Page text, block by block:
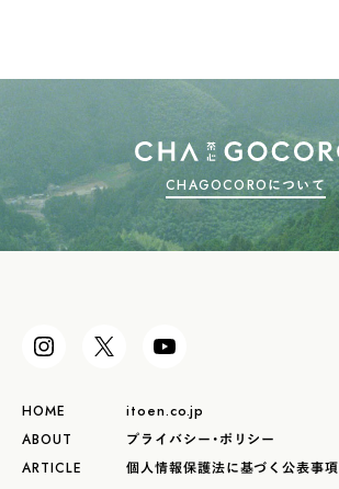
CHAGOCOROについて
HOME
ABOUT
ARTICLE
itoen.co.jp
プライバシー・ポリシー
個人情報保護法に基づく公表事項